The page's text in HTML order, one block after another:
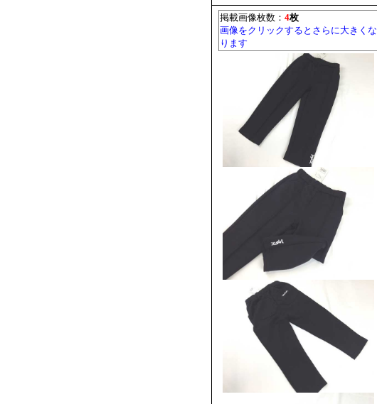
掲載画像枚数： 4枚
画像をクリックするとさらに大きくな
ります